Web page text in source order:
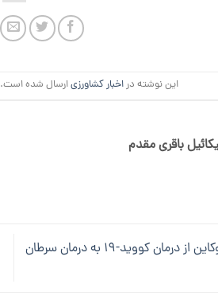
این نوشته دراخبار کشاورزیارسال شده است.
باقری مقدم
هیدروکسی کلروکاین از درمان کووید-۱۹ به درمان سرطان